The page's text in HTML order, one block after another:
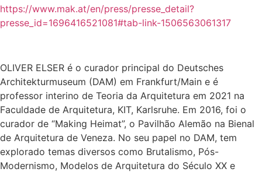
https://www.mak.at/en/press/presse_detail?
presse_id=1696416521081#tab-link-1506563061317
OLIVER ELSER é o curador principal do Deutsches
Architekturmuseum (DAM) em Frankfurt/Main e é
professor interino de Teoria da Arquitetura em 2021 na
Faculdade de Arquitetura, KIT, Karlsruhe. Em 2016, foi o
curador de “Making Heimat”, o Pavilhão Alemão na Bienal
de Arquitetura de Veneza. No seu papel no DAM, tem
explorado temas diversos como Brutalismo, Pós-
Modernismo, Modelos de Arquitetura do Século XX e